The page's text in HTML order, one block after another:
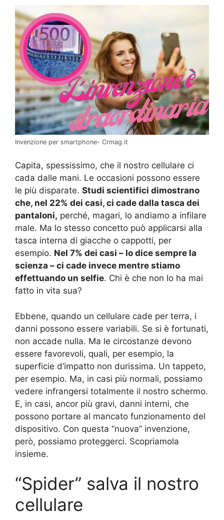
Invenzione per smartphone- Crmag.it
Capita, spessissimo, che il nostro cellulare ci
cada dalle mani. Le occasioni possono essere
le più disparate. Studi scientifici dimostrano
che, nel 22% dei casi, ci cade dalla tasca dei
pantaloni, perché, magari, lo andiamo a infilare
male. Ma lo stesso concetto può applicarsi alla
tasca interna di giacche o cappotti, per
esempio. Nel 7% dei casi – lo dice sempre la
scienza – ci cade invece mentre stiamo
effettuando un selfie. Chi è che non lo ha mai
fatto in vita sua?
Ebbene, quando un cellulare cade per terra, i
danni possono essere variabili. Se si è fortunati,
non accade nulla. Ma le circostanze devono
essere favorevoli, quali, per esempio, la
superficie d’impatto non durissima. Un tappeto,
per esempio. Ma, in casi più normali, possiamo
vedere infrangersi totalmente il nostro schermo.
E, in casi, ancor più gravi, danni interni, che
possono portare al mancato funzionamento del
dispositivo. Con questa “nuova” invenzione,
però, possiamo proteggerci. Scopriamola
insieme.
“Spider” salva il nostro
cellulare